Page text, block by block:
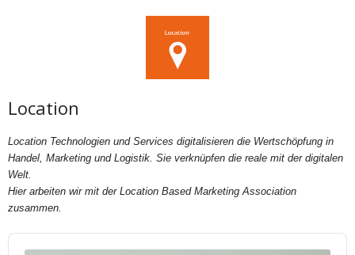
Location
Location Technologien und Services digitalisieren die Wertschöpfung in
Handel, Marketing und Logistik. Sie verknüpfen die reale mit der digitalen
Welt.
Hier arbeiten wir mit der Location Based Marketing Association
zusammen.
Audio